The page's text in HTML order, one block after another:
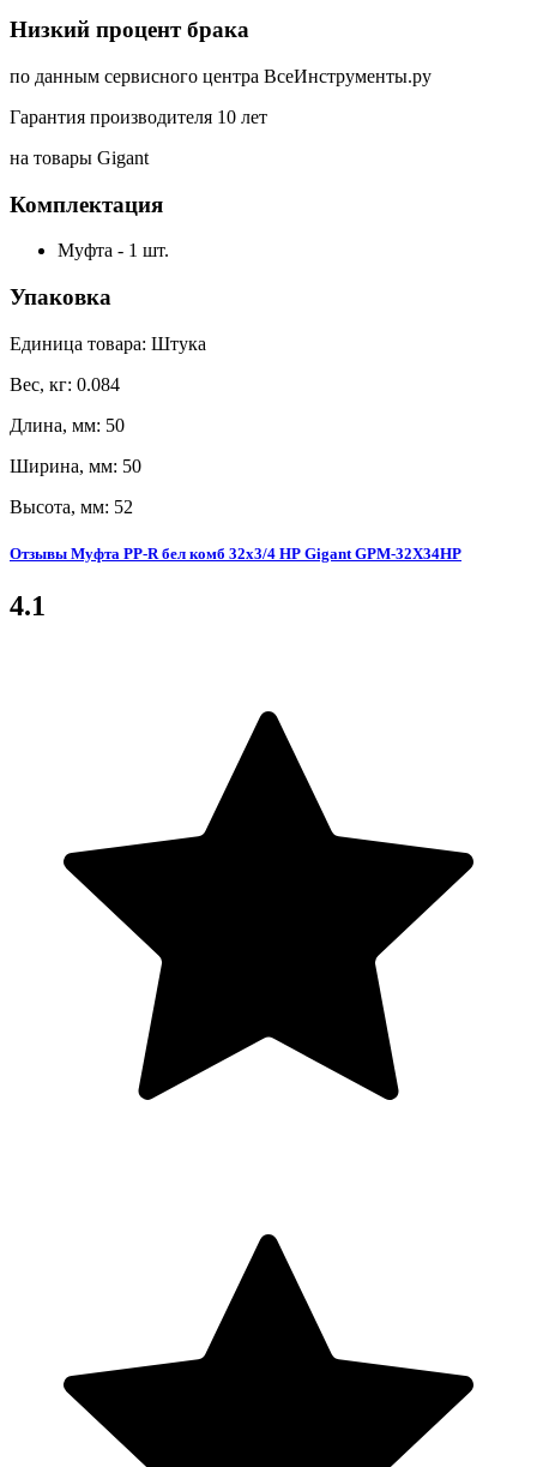
Низкий процент брака
по данным сервисного центра ВсеИнструменты.ру
Гарантия производителя 10 лет
на товары Gigant
Комплектация
Муфта - 1 шт.
Упаковка
Единица товара: Штука
Вес, кг: 0.084
Длина, мм: 50
Ширина, мм: 50
Высота, мм: 52
Отзывы Муфта PP-R бел комб 32х3/4 НР Gigant GPM-32X34НР
4.1